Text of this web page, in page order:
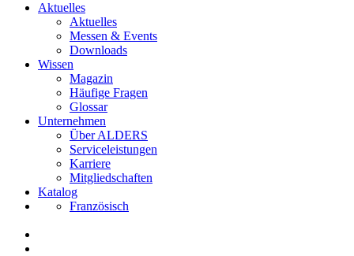
Aktuelles
Aktuelles
Messen & Events
Downloads
Wissen
Magazin
Häufige Fragen
Glossar
Unternehmen
Über ALDERS
Serviceleistungen
Karriere
Mitgliedschaften
Katalog
Französisch